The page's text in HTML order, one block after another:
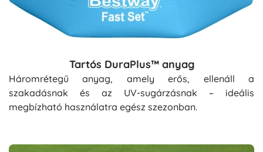
Tartós DuraPlus™ anyag
Háromrétegű anyag, amely erős, ellenáll a
szakadásnak és az UV-sugárzásnak – ideális
megbízható használatra egész szezonban.